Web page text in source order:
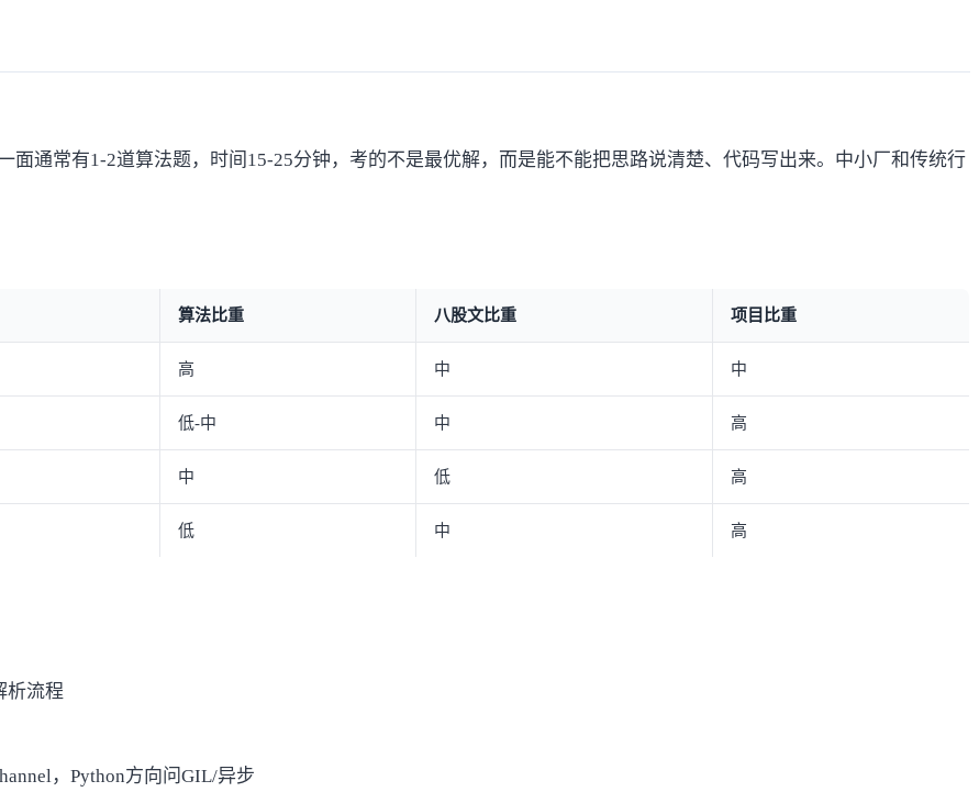
面通常有1-2道算法题，时间15-25分钟，考的不是最优解，而是能不能把思路说清楚、代码写出来。中小厂和传统行
算法比重 八股文比重 项目比重
高 中 中
低-中 中 高
中 低 高
低 中 高
析流程
，Python方向问GIL/异步